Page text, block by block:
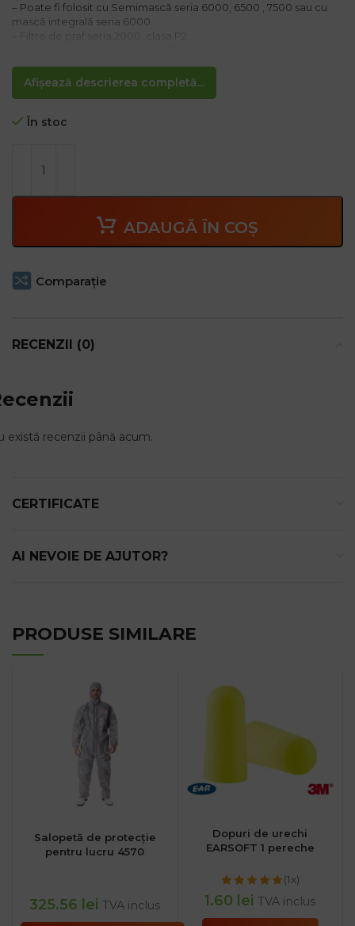
Afișează descrierea completă...
– Poate fi folosit cu Semimască seria 6000, 6500 , 7500 sau cu
mască integrală seria 6000.
toxice și iritante
– Utilizarea cea mai comună pentru sablare , taiere, gâurire,
sudură, vopsea spray cu ulei, gaze de esapăment, mucegai
Filtrele sau jumătatea de Mască pot fi inlocuite sau returnate din
În stoc
ADAUGĂ ÎN COȘ
Comparaţie
RECENZII (0)
există recenzii până acum.
CERTIFICATE
AI NEVOIE DE AJUTOR?
PRODUSE SIMILARE
Salopetă de protecție
pentru lucru 4570
325.56 lei TVA inclus
Dopuri de urechi
EARSOFT 1 pereche
(1x)
1.60 lei TVA inclus